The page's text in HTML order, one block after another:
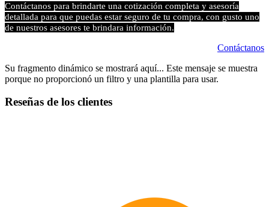
Contáctanos para brindarte una cotización completa y asesoría
detallada para que puedas estar seguro de tu compra, con gusto uno
de nuestros asesores te brindara información.
Contáctanos
Su fragmento dinámico se mostrará aquí... Este mensaje se muestra
porque no proporcionó un filtro y una plantilla para usar.
Reseñas de los clientes